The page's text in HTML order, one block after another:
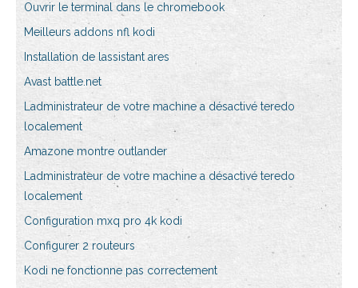
Ouvrir le terminal dans le chromebook
Meilleurs addons nfl kodi
Installation de lassistant ares
Avast battle.net
Ladministrateur de votre machine a désactivé teredo
localement
Amazone montre outlander
Ladministrateur de votre machine a désactivé teredo
localement
Configuration mxq pro 4k kodi
Configurer 2 routeurs
Kodi ne fonctionne pas correctement